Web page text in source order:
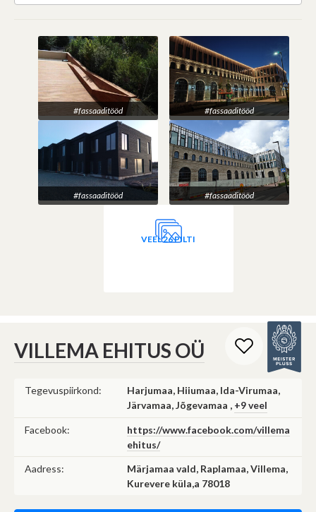
#fassaaditööd #fassaaditööd
#fassaaditööd #fassaaditööd
VEEL 26 PILTI
VILLEMA EHITUS OÜ
Tegevuspiirkond:
Harjumaa, Hiiumaa, Ida-Virumaa,
Järvamaa, Jõgevamaa , +9 veel
Facebook:
https://www.facebook.com/villema
ehitus/
Aadress:
Märjamaa vald, Raplamaa, Villema,
Kurevere küla,a 78018